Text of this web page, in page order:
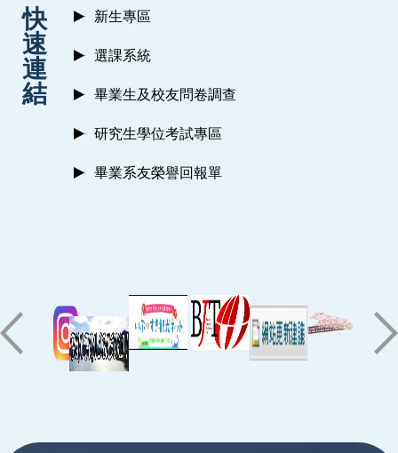
快
速
連
結
新生專區
選課系統
畢業生及校友問卷調查
研究生學位考試專區
畢業系友榮譽回報單